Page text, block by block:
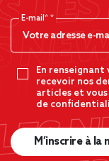
E-mail*
En
recevoir nos
articles et
de
M’inscrire à la